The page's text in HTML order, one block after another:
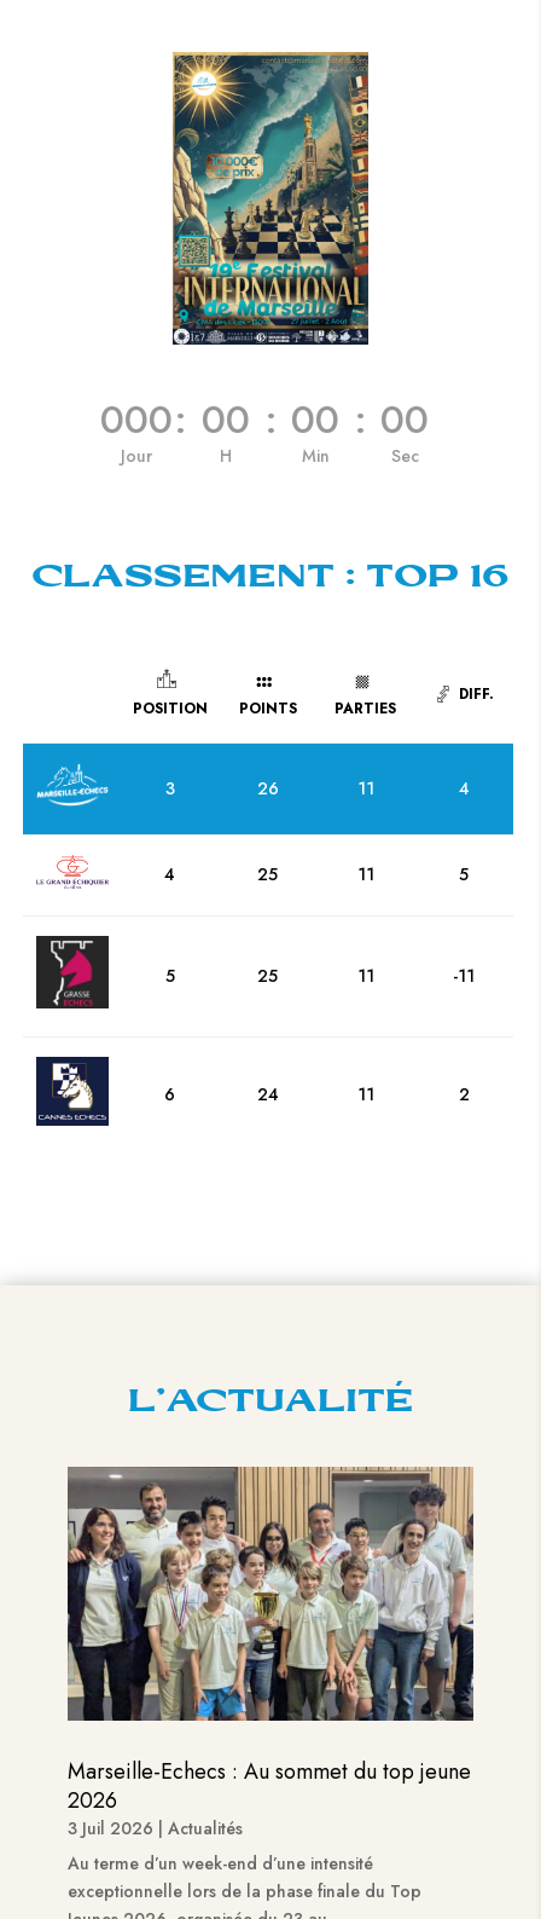
000
Jour
: 00
H
: 00
Min
: 00
Sec
CLASSEMENT : TOP 16
POSITION POINTS PARTIES
DIFF.
3 26 11 4
4 25 11 5
5 25 11 -11
6 24 11 2
L’ACTUALITÉ
Marseille-Echecs : Au sommet du top jeune
2026
3 Juil 2026
Actualités
Au terme d’un week-end d’une intensité
exceptionnelle lors de la phase finale du Top